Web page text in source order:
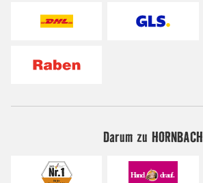
Darum zu HORNBACH